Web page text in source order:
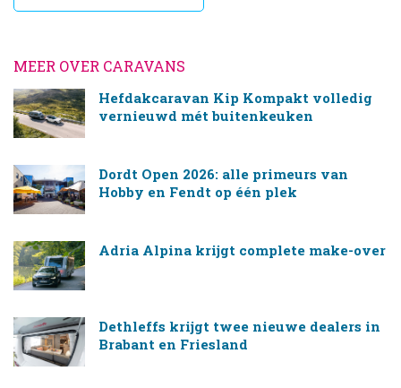
MEER OVER CARAVANS
Hefdakcaravan Kip Kompakt volledig
vernieuwd mét buitenkeuken
Dordt Open 2026: alle primeurs van
Hobby en Fendt op één plek
Adria Alpina krijgt complete make-over
Dethleffs krijgt twee nieuwe dealers in
Brabant en Friesland